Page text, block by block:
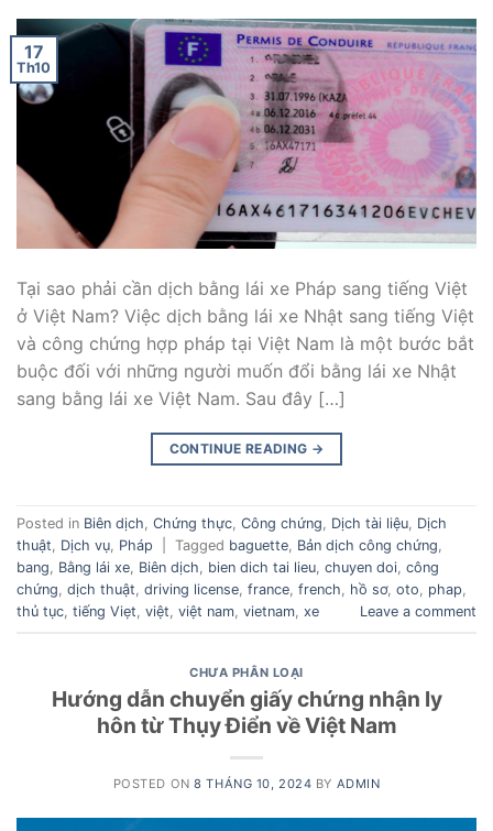
17
Th10
Tại sao phải cần dịch bằng lái xe Pháp sang tiếng Việt
ở Việt Nam? Việc dịch bằng lái xe Nhật sang tiếng Việt
và công chứng hợp pháp tại Việt Nam là một bước bắt
buộc đối với những người muốn đổi bằng lái xe Nhật
sang bằng lái xe Việt Nam. Sau đây […]
CONTINUE READING →
Posted in Biên dịch, Chứng thực, Công chứng, Dịch tài liệu, Dịch
thuật, Dịch vụ, Pháp Tagged baguette, Bản dịch công chứng,
bang, Bằng lái xe, Biên dịch, bien dich tai lieu, chuyen doi, công
chứng, dịch thuật, driving license, france, french, hồ sơ, oto, phap,
thủ tục, tiếng Viẹt, việt, việt nam, vietnam, xe Leave a comment
CHƯA PHÂN LOẠI
Hướng dẫn chuyển giấy chứng nhận ly
hôn từ Thụy Điển về Việt Nam
POSTED ON8 THÁNG 10, 2024 BY ADMIN